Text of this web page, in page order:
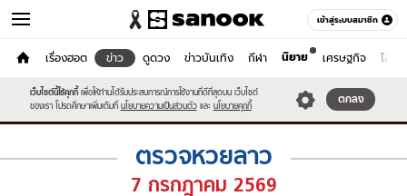
เข้าสู่ระบบสมาชิก
หน้าแรก
เรื่องฮอต ข่าว ดูดวง ข่าวบันเทิง กีฬา เศรษฐกิจ ไลฟ์
นิยาย
ตรวจหวยลาว หมวดอื่นๆ
เว็บไซต์นี้ใช้คุกกี้ เพื่อให้ท่านได้รับประสบการณ์การใช้งานที่ดีที่สุดบน เว็บไซต์
ของเรา โปรดศึกษาเพิ่มเติมที่ นโยบายความเป็นส่วนตัว และ นโยบายคุกกี้
ตกลง
ตรวจหวยลาว
7 กรกฎาคม 2569